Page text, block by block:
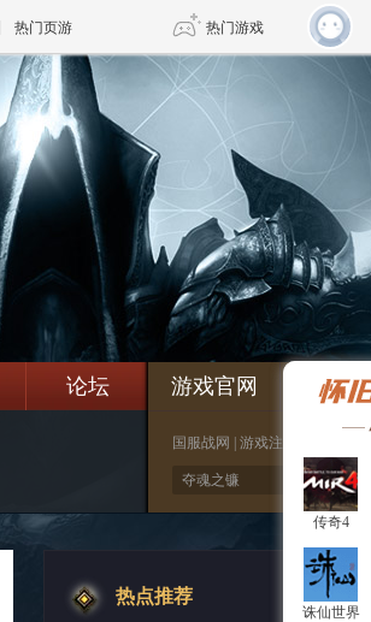
热门页游 热门游戏
魔兽 DNF 传奇4
剑网3旗舰版 新天龙八部
诛仙世界 新仙侠5
论坛 游戏官网 付费
国服战网 游戏注册
热点推荐
传奇4
诛仙世界
传奇4
诛仙世界